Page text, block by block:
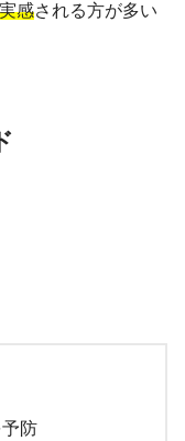
感される方が多い
防